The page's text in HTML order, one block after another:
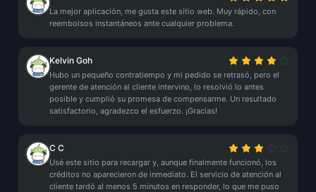
La mejor aplicación, me gusta este sitio web. Muy rápido, con
reembolsos instantáneos ante cualquier problema.
Kelvin Goh
Hubo un pequeño contratiempo y mi pedido se retrasó, pero el
gerente de atención al cliente intervino, lo resolvió lo antes
posible y cumplió su promesa de compensarme. Un resultado
satisfactorio, agradezco el esfuerzo. ¡Gracias!
C C
Usé este sitio para recargar y, aunque finalmente funcionó, los
créditos no aparecieron de inmediato. El servicio de atención al
cliente tardó al menos 5 minutos en responder, lo que me puso